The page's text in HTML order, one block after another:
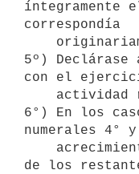
íntegramente
correspondía
5º) Declárase
con el
6°) En los
numerales 4°
de los